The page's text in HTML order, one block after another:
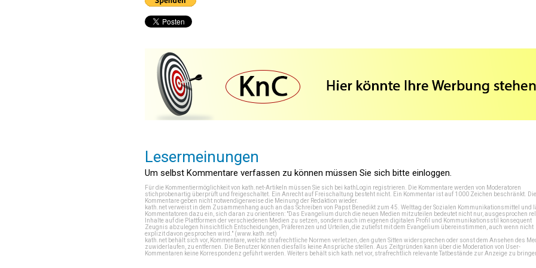
Lesermeinungen
Um selbst Kommentare verfassen zu können müssen Sie sich bitte einloggen.
Für die Kommentiermöglichkeit von kath.net-Artikeln müssen Sie sich bei kathLogin registrieren . Die Kommentare werden von Moderatoren
stichprobenartig überprüft und freigeschaltet. Ein Anrecht auf Freischaltung besteht nicht. Ein Kommentar ist auf 1000 Zeichen beschränkt. Die
Kommentare geben nicht notwendigerweise die Meinung der Redaktion wieder.
kath.net verweist in dem Zusammenhang auch an das Schreiben von Papst Benedikt zum 45. Welttag der Sozialen Kommunikationsmittel und
Kommentatoren dazu ein, sich daran zu orientieren: "Das Evangelium durch die neuen Medien mitzuteilen bedeutet nicht nur, ausgesprochen
Inhalte auf die Plattformen der verschiedenen Medien zu setzen, sondern auch im eigenen digitalen Profil und Kommunikationsstil konsequent
Zeugnis abzulegen hinsichtlich Entscheidungen, Präferenzen und Urteilen, die zutiefst mit dem Evangelium übereinstimmen, auch wenn nicht
explizit davon gesprochen wird." (www.kath.net)
kath.net behält sich vor, Kommentare, welche strafrechtliche Normen verletzen, den guten Sitten widersprechen oder sonst dem Ansehen des
zuwiderlaufen, zu entfernen. Die Benutzer können diesfalls keine Ansprüche stellen. Aus Zeitgründen kann über die Moderation von User-
Kommentaren keine Korrespondenz geführt werden. Weiters behält sich kath.net vor, strafrechtlich relevante Tatbestände zur Anzeige zu